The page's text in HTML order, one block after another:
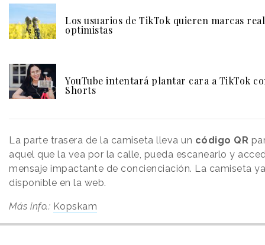
Los usuarios de TikTok quieren marcas
optimistas
YouTube intentará plantar cara a TikTok
Shorts
La parte trasera de la camiseta lleva un código QR
aquel que la vea por la calle, pueda escanearlo y
mensaje impactante de concienciación. La camiseta
disponible en la web.
Más info.: Kopskam